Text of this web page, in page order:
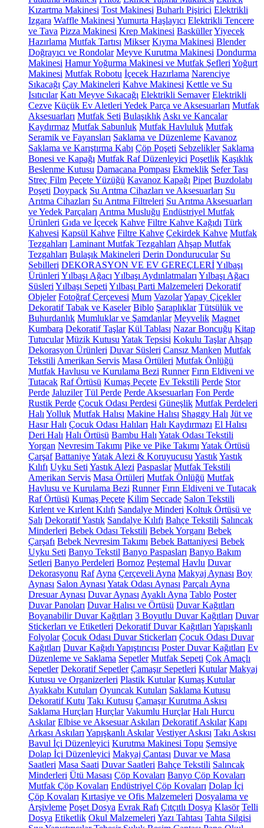
Kızartma Makinesi Tost Makinesi Buharlı Pişirici Elektrikli
Izgara Waffle Makinesi Yumurta Haşlayıcı Elektrikli Tencere
ve Tava Pizza Makinesi Krep Makinesi BasküllerYiyecek
Hazırlama Mutfak Tartısı Mikser Kıyma Makinesi Blender
Doğrayıcı ve Rondolar Meyve Kurutma Makinesi Dondurma
Makinesi Hamur Yoğurma Makinesi ve Mutfak Şefleri Yoğurt
Makinesi Mutfak Robotu İçecek Hazırlama Narenciye
Sıkacağı Çay Makineleri Kahve Makinesi Kettle ve Su
Isıtıcılar Katı Meyve Sıkacağı Elektrikli Semaver Elektrikli
Cezve Küçük Ev Aletleri Yedek Parça ve Aksesuarları Mutfak
Aksesuarları Mutfak Seti Bulaşıklık Askı ve Kancalar
Kaydırmaz Mutfak Sabunluk Mutfak Havluluk Mutfak
Seramik ve Fayansları Saklama ve Düzenleme Kavanoz
Saklama ve Karıştırma Kabı Çöp Poşeti Sebzelikler Saklama
Bonesi ve Kapağı Mutfak Raf Düzenleyici Poşetlik Kaşıklık
Beslenme Kutusu Damacana Pompası Ekmeklik Sefer Tası
Streç Film Peçete Yüzüğü Kavanoz Kapağı Pipet Buzdolabı
Poşeti Doypack Su Arıtma Cihazları ve Aksesuarları Su
Arıtma Cihazları Su Arıtma Filtreleri Su Arıtma Aksesuarları
ve Yedek Parçaları Arıtma Musluğu Endüstriyel Mutfak
Ürünleri Gıda ve İçecek Kahve Filtre Kahve Kağıdı Türk
Kahvesi Kapsül Kahve Filtre Kahve Çekirdek Kahve Mutfak
Tezgahları Laminant Mutfak Tezgahları Ahşap Mutfak
Tezgahları Bulaşık Makineleri Derin Dondurucular Su
Sebilleri DEKORASYON VE EV GEREÇLERİYılbaşı
Ürünleri Yılbaşı Ağacı Yılbaşı Aydınlatmaları Yılbaşı Ağacı
Süsleri Yılbaşı Sepeti Yılbaşı Parti Malzemeleri Dekoratif
Objeler Fotoğraf Çerçevesi Mum VazolarYapay Çiçekler
Dekoratif Tabak ve Kaseler Biblo Şaraplıklar Tütsülük ve
Buhurdanlık Mumluklar ve Şamdanlar Meyvelik Magnet
Kumbara Dekoratif Taşlar Kül Tablası Nazar Boncuğu Kitap
Tutucular Müzik Kutusu Yatak Tepsisi Kokulu Taşlar Ahşap
Dekorasyon Ürünleri Duvar Süsleri Cansız Manken Mutfak
Tekstili Amerikan Servis Masa Örtüleri Mutfak Önlüğü
Mutfak Havlusu ve Kurulama Bezi Runner Fırın Eldiveni ve
Tutacak Raf Örtüsü Kumaş Peçete Ev Tekstili Perde Stor
Perde Jaluziler Tül Perde Perde Aksesuarları Fon Perde
Rustik Perde Çocuk Odası Perdesi Güneşlik Mutfak Perdeleri
Halı Yolluk Mutfak Halısı Makine Halısı Shaggy Halı Jüt ve
Hasır Halı Çocuk Odası Halıları Halı Kaydırmazı El Halısı
Deri Halı Halı Örtüsü Bambu Halı Yatak Odası Tekstili
Yorgan Nevresim Takımı Pike ve Pike Takımı Yatak Örtüsü
Çarşaf BattaniyeYatak Alezi & Koruyucusu YastıkYastık
Kılıfı Uyku Seti Yastık Alezi Paspaslar Mutfak Tekstili
Amerikan Servis Masa Örtüleri Mutfak Önlüğü Mutfak
Havlusu ve Kurulama Bezi Runner Fırın Eldiveni ve Tutacak
Raf Örtüsü Kumaş Peçete Kilim Seccade Salon Tekstili
Kırlent ve Kırlent Kılıfı Sandalye Minderi Koltuk Örtüsü ve
Şalı Dekoratif Yastık Sandalye Kılıfı Bahçe Tekstili Salıncak
Minderleri Bebek Odası Tekstili Bebek Yorganı Bebek
Çarşafı Bebek Nevresim Takımı Bebek Battaniyesi Bebek
Uyku Seti Banyo Tekstil Banyo Paspasları Banyo Bakım
Setleri Banyo Perdeleri Bornoz Peştemal Havlu Duvar
Dekorasyonu Raf Ayna Çerçeveli Ayna Makyaj Aynası Boy
Aynası Salon Aynası Yatak Odası Aynası Parçalı Ayna
Dresuar Aynası Duvar Aynası Ayaklı Ayna Tablo Poster
Duvar Panoları Duvar Halısı ve Örtüsü Duvar Kağıtları
Boyanabilir Duvar Kağıtları 3 Boyutlu Duvar Kağıtları Duvar
Stickerları ve Etiketleri Dekoratif Duvar Kağıtları Yapışkanlı
Folyolar Çocuk Odası Duvar Stickerları Çocuk Odası Duvar
Kağıtları Duvar Kağıdı Yapıştırıcısı Poster Duvar Kağıtları Ev
Düzenleme ve Saklama Sepetler Mutfak Sepeti Çok Amaçlı
Sepetler Dekoratif Sepetler Çamaşır Sepetleri Kutular Makyaj
Kutusu ve Organizerleri Plastik Kutular Kumaş Kutular
Ayakkabı Kutuları Oyuncak Kutuları Saklama Kutusu
Dekoratif Kutu Takı Kutusu Çamaşır Kurutma Askısı
Saklama Hurçları Hurçlar Vakumlu Hurçlar Halı Hurcu
Askılar Elbise ve Aksesuar Askıları Dekoratif Askılar Kapı
Arkası Askıları Yapışkanlı Askılar Vestiyer Askısı Takı Askısı
Bavul İçi Düzenleyici Kurutma Makinesi Topu Şemsiye
Dolap İçi Düzenleyici Makyaj Çantası Duvar ve Masa
Saatleri Masa Saati Duvar Saatleri Bahçe Tekstili Salıncak
Minderleri Ütü Masası Çöp Kovaları Banyo Çöp Kovaları
Mutfak Çöp Kovaları Endüstriyel Çöp Kovaları Dolap İçi
Çöp Kovaları Kırtasiye ve Ofis Malzemeleri Dosyalama ve
Arşivleme Poşet Dosya Evrak Rafı Çıtçıtlı Dosya Klasör Telli
Dosya Etiketlik Okul Malzemeleri Yazı Tahtası Tahta Silgisi